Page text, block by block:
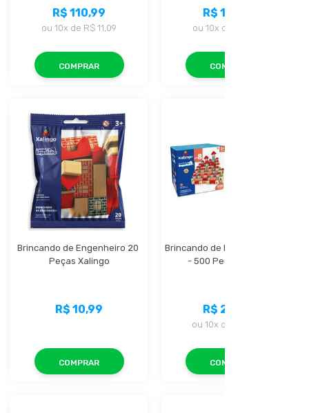
R$ 110,99
ou 10x de R$ 11,09
COMPRAR
R$ 129,99
ou 10x de
COMPRAR
Brincando de Engenheiro 20
Peças Xalingo
R$ 10,99
COMPRAR
Brincando de Engenheiro N° 8
- 500 Peças Xalingo
R$ 213,99
ou 10x de
COMPRAR